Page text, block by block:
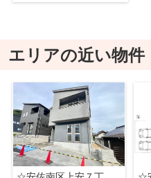
エリアの近い物件